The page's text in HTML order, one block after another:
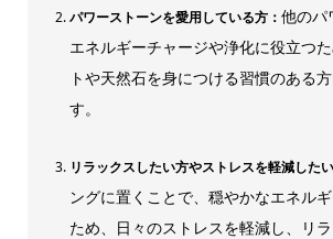
パワーストーンを愛用している方： 他のパ
エネルギーチャージや浄化に役立つ
トや天然石を身につける習慣のある
す。
リラックスしたい方やストレスを軽減した
ングに置くことで、穏やかなエネル
ため、日々のストレスを軽減し、リ